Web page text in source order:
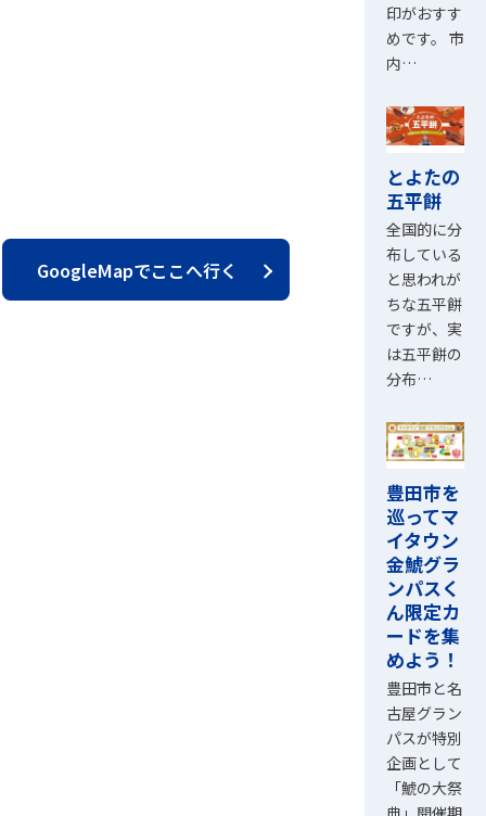
GoogleMapでここへ行く
印がおすす
めです。 市
内…
とよたの
五平餅
全国的に分
布している
と思われが
ちな五平餅
ですが、実
は五平餅の
分布…
豊田市を
巡ってマ
イタウン
金鯱グラ
ンパスく
ん限定カ
ードを集
めよう！
豊田市と名
古屋グラン
パスが特別
企画として
「鯱の大祭